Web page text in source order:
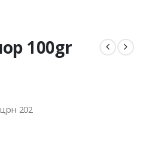
100gr
202